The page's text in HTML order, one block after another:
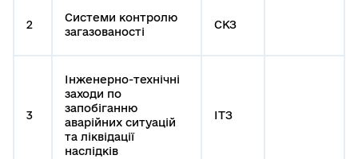
2
Системи контролю
загазованості
СКЗ
3
Інженерно-технічні
заходи по
запобіганню
аварійних ситуацій
та ліквідації
наслідків
ІТЗ